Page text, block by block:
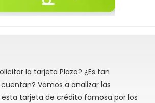
la tarjeta Plazo? ¿Es tan
Vamos a analizar las
tarjeta de crédito famosa por los